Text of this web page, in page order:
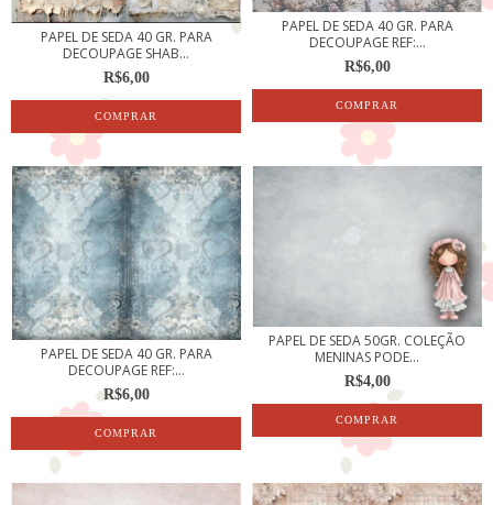
PAPEL DE SEDA 40 GR. PARA
DECOUPAGE SHAB...
R$6,00
PAPEL DE SEDA 40 GR. PARA
DECOUPAGE REF:...
R$6,00
PAPEL DE SEDA 40 GR. PARA
DECOUPAGE REF:...
R$6,00
PAPEL DE SEDA 50GR. COLEÇÃO
MENINAS PODE...
R$4,00